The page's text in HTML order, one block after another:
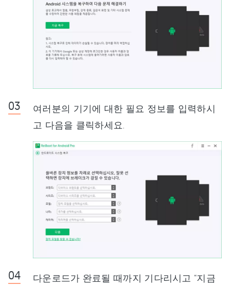
여러분의 기기에 대한 필요 정보를 입력하시
고 다음을 클릭하세요.
다운로드가 완료될 때까지 기다리시고 “지금